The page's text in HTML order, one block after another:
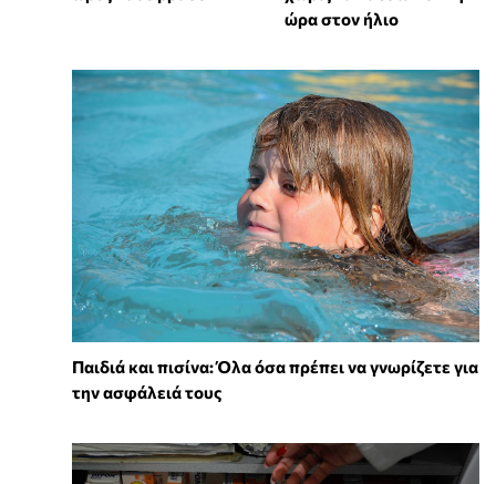
ώρα στον ήλιο
Παιδιά και πισίνα: Όλα όσα πρέπει να γνωρίζετε για
την ασφάλειά τους